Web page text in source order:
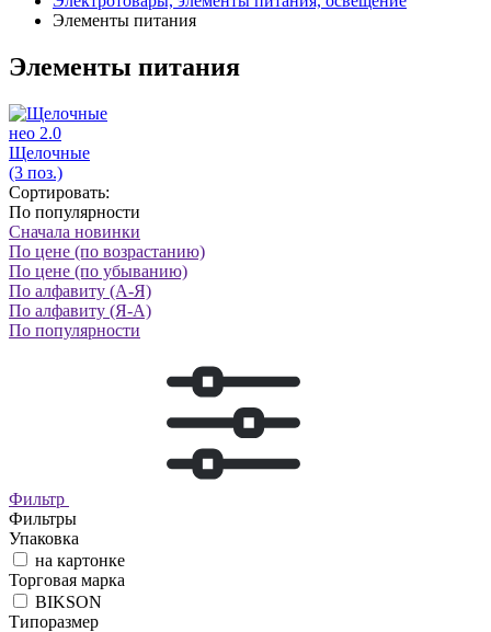
Элементы питания
Элементы питания
нео 2.0
Щелочные
(3 поз.)
Сортировать:
По популярности
Сначала новинки
По цене (по возрастанию)
По цене (по убыванию)
По алфавиту (А-Я)
По алфавиту (Я-А)
По популярности
Фильтр
Фильтры
Упаковка
на картонке
Торговая марка
BIKSON
Типоразмер